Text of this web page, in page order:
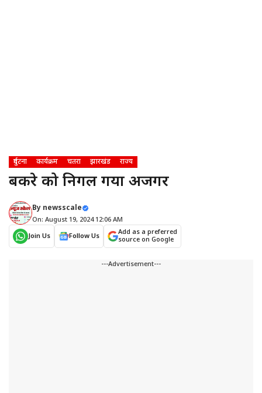
दुर्घटना कार्यक्रम चतरा झारखंड राज्य
बकरे को निगल गया अजगर
By newsscale
On: August 19, 2024 12:06 AM
Join Us
Follow Us
Add as a preferred
source on Google
---Advertisement---